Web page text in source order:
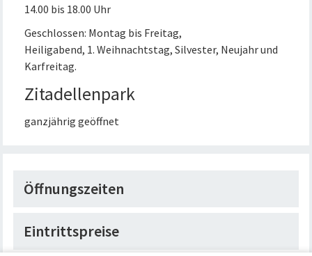
14.00 bis 18.00 Uhr
Geschlossen: Montag bis Freitag,
Heiligabend, 1. Weihnachtstag, Silvester, Neujahr und
Karfreitag.
Zitadellenpark
ganzjährig geöffnet
Öffnungszeiten
Eintrittspreise